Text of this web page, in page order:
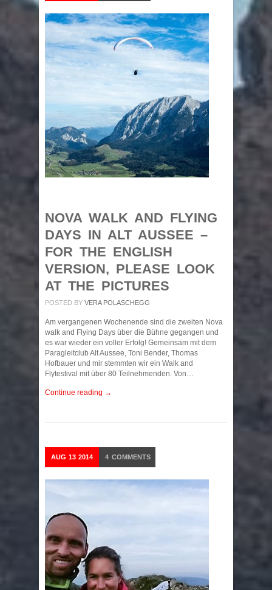
NOVA WALK AND FLYING
DAYS IN ALT AUSSEE –
FOR THE ENGLISH
VERSION, PLEASE LOOK
AT THE PICTURES
POSTED BY VERA POLASCHEGG
Am vergangenen Wochenende sind die zweiten Nova
walk and Flying Days über die Bühne gegangen und
es war wieder ein voller Erfolg! Gemeinsam mit dem
Paragleitclub Alt Aussee, Toni Bender, Thomas
Hofbauer und mir stemmten wir ein Walk and
Flytestival mit über 80 Teilnehmenden. Von…
Continue reading →
AUG 13 2014 4 COMMENTS